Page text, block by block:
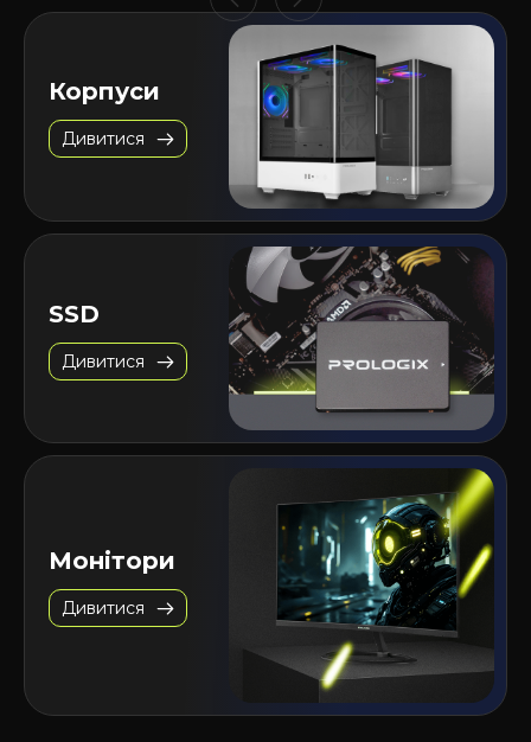
Корпуси
Дивитися
SSD
Дивитися
Монітори
Дивитися